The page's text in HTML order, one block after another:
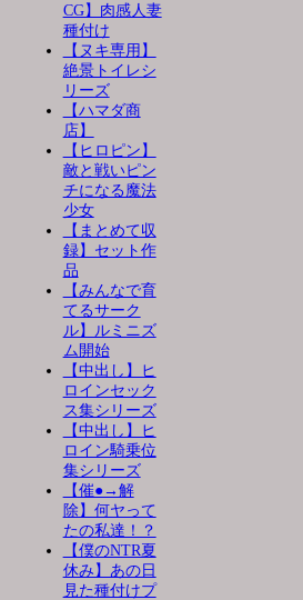
CG】肉感人妻
種付け
【ヌキ専用】
絶景トイレシ
リーズ
【ハマダ商
店】
【ヒロピン】
敵と戦いピン
チになる魔法
少女
【まとめて収
録】セット作
品
【みんなで育
てるサーク
ル】ルミニズ
ム開始
【中出し】ヒ
ロインセック
ス集シリーズ
【中出し】ヒ
ロイン騎乗位
集シリーズ
【催●→解
除】何ヤって
たの私達！？
【僕のNTR夏
休み】あの日
見た種付けプ